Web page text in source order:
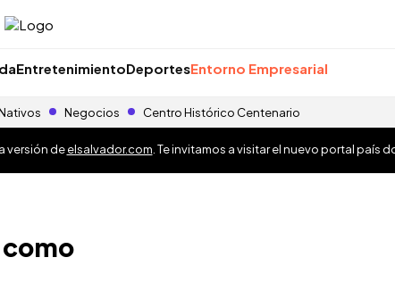
EntretenimientoDeportesEntorno Empresarial
Negocios Centro Histórico Centenario
versión deelsalvador.com . Te invitamos a visitar el nuevo portal país
como